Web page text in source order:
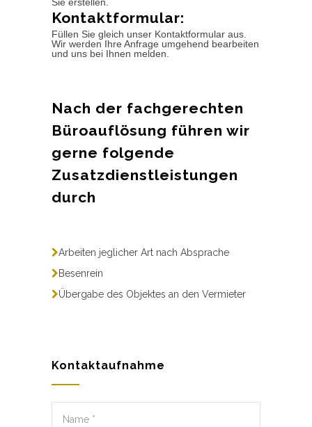
Kontaktformular:
Füllen Sie gleich unser Kontaktformular aus.
Wir werden Ihre Anfrage umgehend bearbeiten
und uns bei Ihnen melden.
Nach der fachgerechten
Büroauflösung führen wir
gerne folgende
Zusatzdienstleistungen
durch
Arbeiten jeglicher Art nach Absprache
Besenrein
Übergabe des Objektes an den Vermieter
Kontaktaufnahme